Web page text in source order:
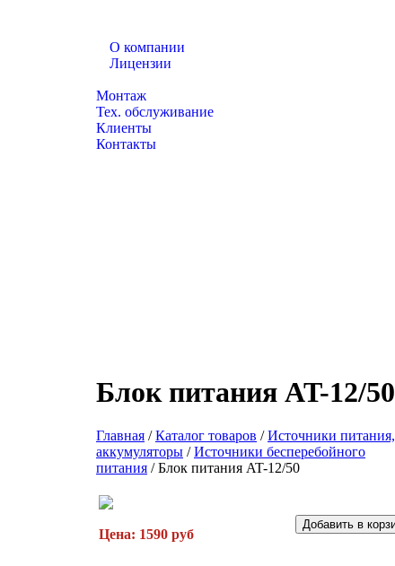
О компании
Лицензии
Монтаж
Тех. обслуживание
Клиенты
Контакты
Блок питания AT-12/50
Главная /Каталог товаров /Источники питания,
аккумуляторы /Источники бесперебойного
питания /Блок питания AT-12/50
Цена: 1590 руб